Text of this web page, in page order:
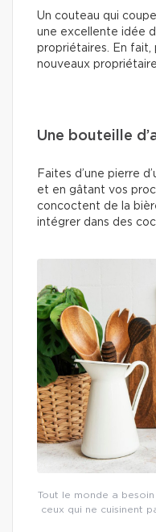
Un couteau qui
une excellente idée
propriétaires. En fait,
nouveaux
Une bouteille
Faites d’une pierre
et en gâtant vos
concoctent de la
intégrer dans des
Tout le monde a
ceux qui ne cuisinent